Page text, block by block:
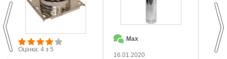
Max
16.01.2020
Оцінка: 4 з 5